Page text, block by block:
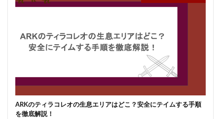
ARKのティラコレオの生息エリアはどこ？安全にテイムする手順
を徹底解説！